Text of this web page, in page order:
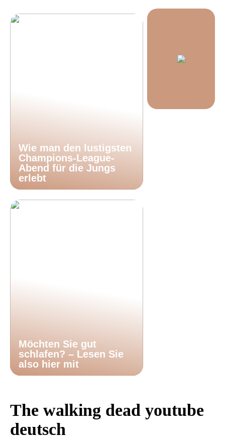
Wie man den lustigsten
Champions-League-
Abend für die Jungs
erlebt
Möchten Sie gut
schlafen? – Lesen Sie
also hier mit
The walking dead youtube
deutsch